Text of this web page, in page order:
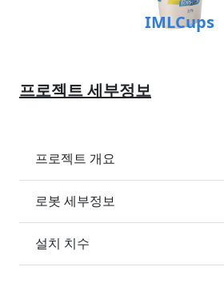
IMLCups
프로젝트 세부정보
프로젝트 개요
로봇 세부정보
설치 치수